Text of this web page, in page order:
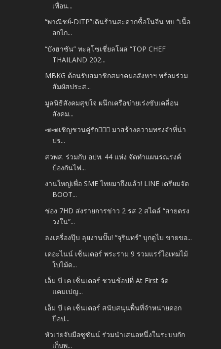
เพื่อน...
“พาณิชย์-DITP”เดินร้านสะดวกซื้อในจีน พบ “เนื้อ
อกไก...
“บังฮาซัน” ทะลุโซเชี่ยลโผล่ “TOP CHEF
THAILAND 202...
MBKG ต้อนรับสมาชิกสมาคมอสังหาฯ พร้อมร่วม
สัมผัสประส...
มูลนิธิสังคมสุขใจ ผนึกเครือข่ายเร่งขับเคลื่อน
สังคม...
📣📣เชิญชวนคู่รัก👩‍❤️‍👨 มาสร้างความทรงจำที่น่า
ปร...
สวพส. ร่วมกับ อปท. 44 แห่ง จัดทำแผนรณรงค์
ป้องกันไฟ...
งานใหญ่เพื่อ SME ไทยมาถึงแล้ว! LINE เตรียมจัด
BOOT...
ช่อง 7HD ส่งรายการข่าว 2 รส 2 สไตล์ “สายตรง
วงใน”...
ลงเครื่องปุ๊บ ลุยงานปั๊บ! “จุรินทร์” บุกดูไบ ขายขอ...
เดอะไนน์ เซ็นเตอร์ พระราม 9 รวมแรร์ไอเทมไม้
ใบไม้ด...
เอ็ม บี เค เซ็นเตอร์ ชวนช้อปที่ At First จัด
แคมเปญ...
เอ็ม บี เค เซ็นเตอร์ สนับสนุนพื้นที่จำหน่ายดอก
ป๊อป...
หัวเว่ยจับมือซูซันน์ ร่วมนำเสนอหนึ่งในระบบกัก
เก็บพ...